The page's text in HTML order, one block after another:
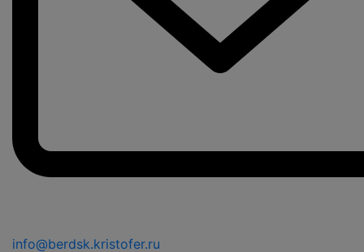
info@berdsk.kristofer.ru